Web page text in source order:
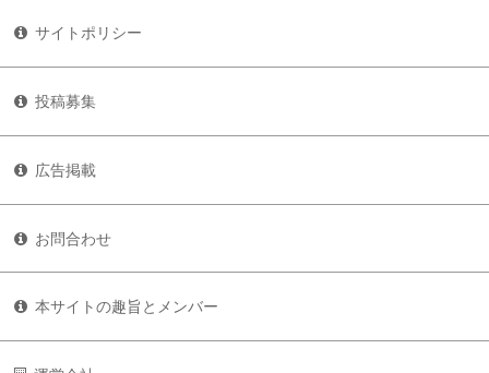
サイトポリシー
投稿募集
広告掲載
お問合わせ
本サイトの趣旨とメンバー